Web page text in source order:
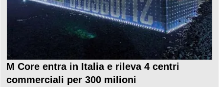
M Core entra in Italia e rileva 4 centri
commerciali per 300 milioni